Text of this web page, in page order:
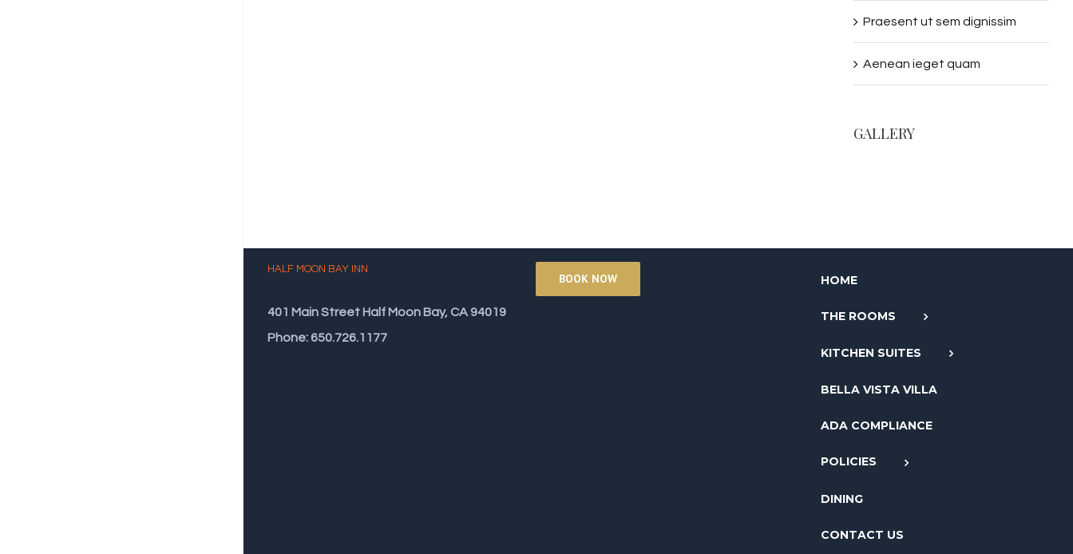
Praesent ut sem dignissim
Aenean ieget quam
GALLERY
HALF MOON BAY INN
401 Main Street Half Moon Bay, CA 94019
Phone: 650.726.1177
BOOK NOW HOME
THE ROOMS
KITCHEN SUITES
BELLA VISTA VILLA
ADA COMPLIANCE
POLICIES
DINING
CONTACT US